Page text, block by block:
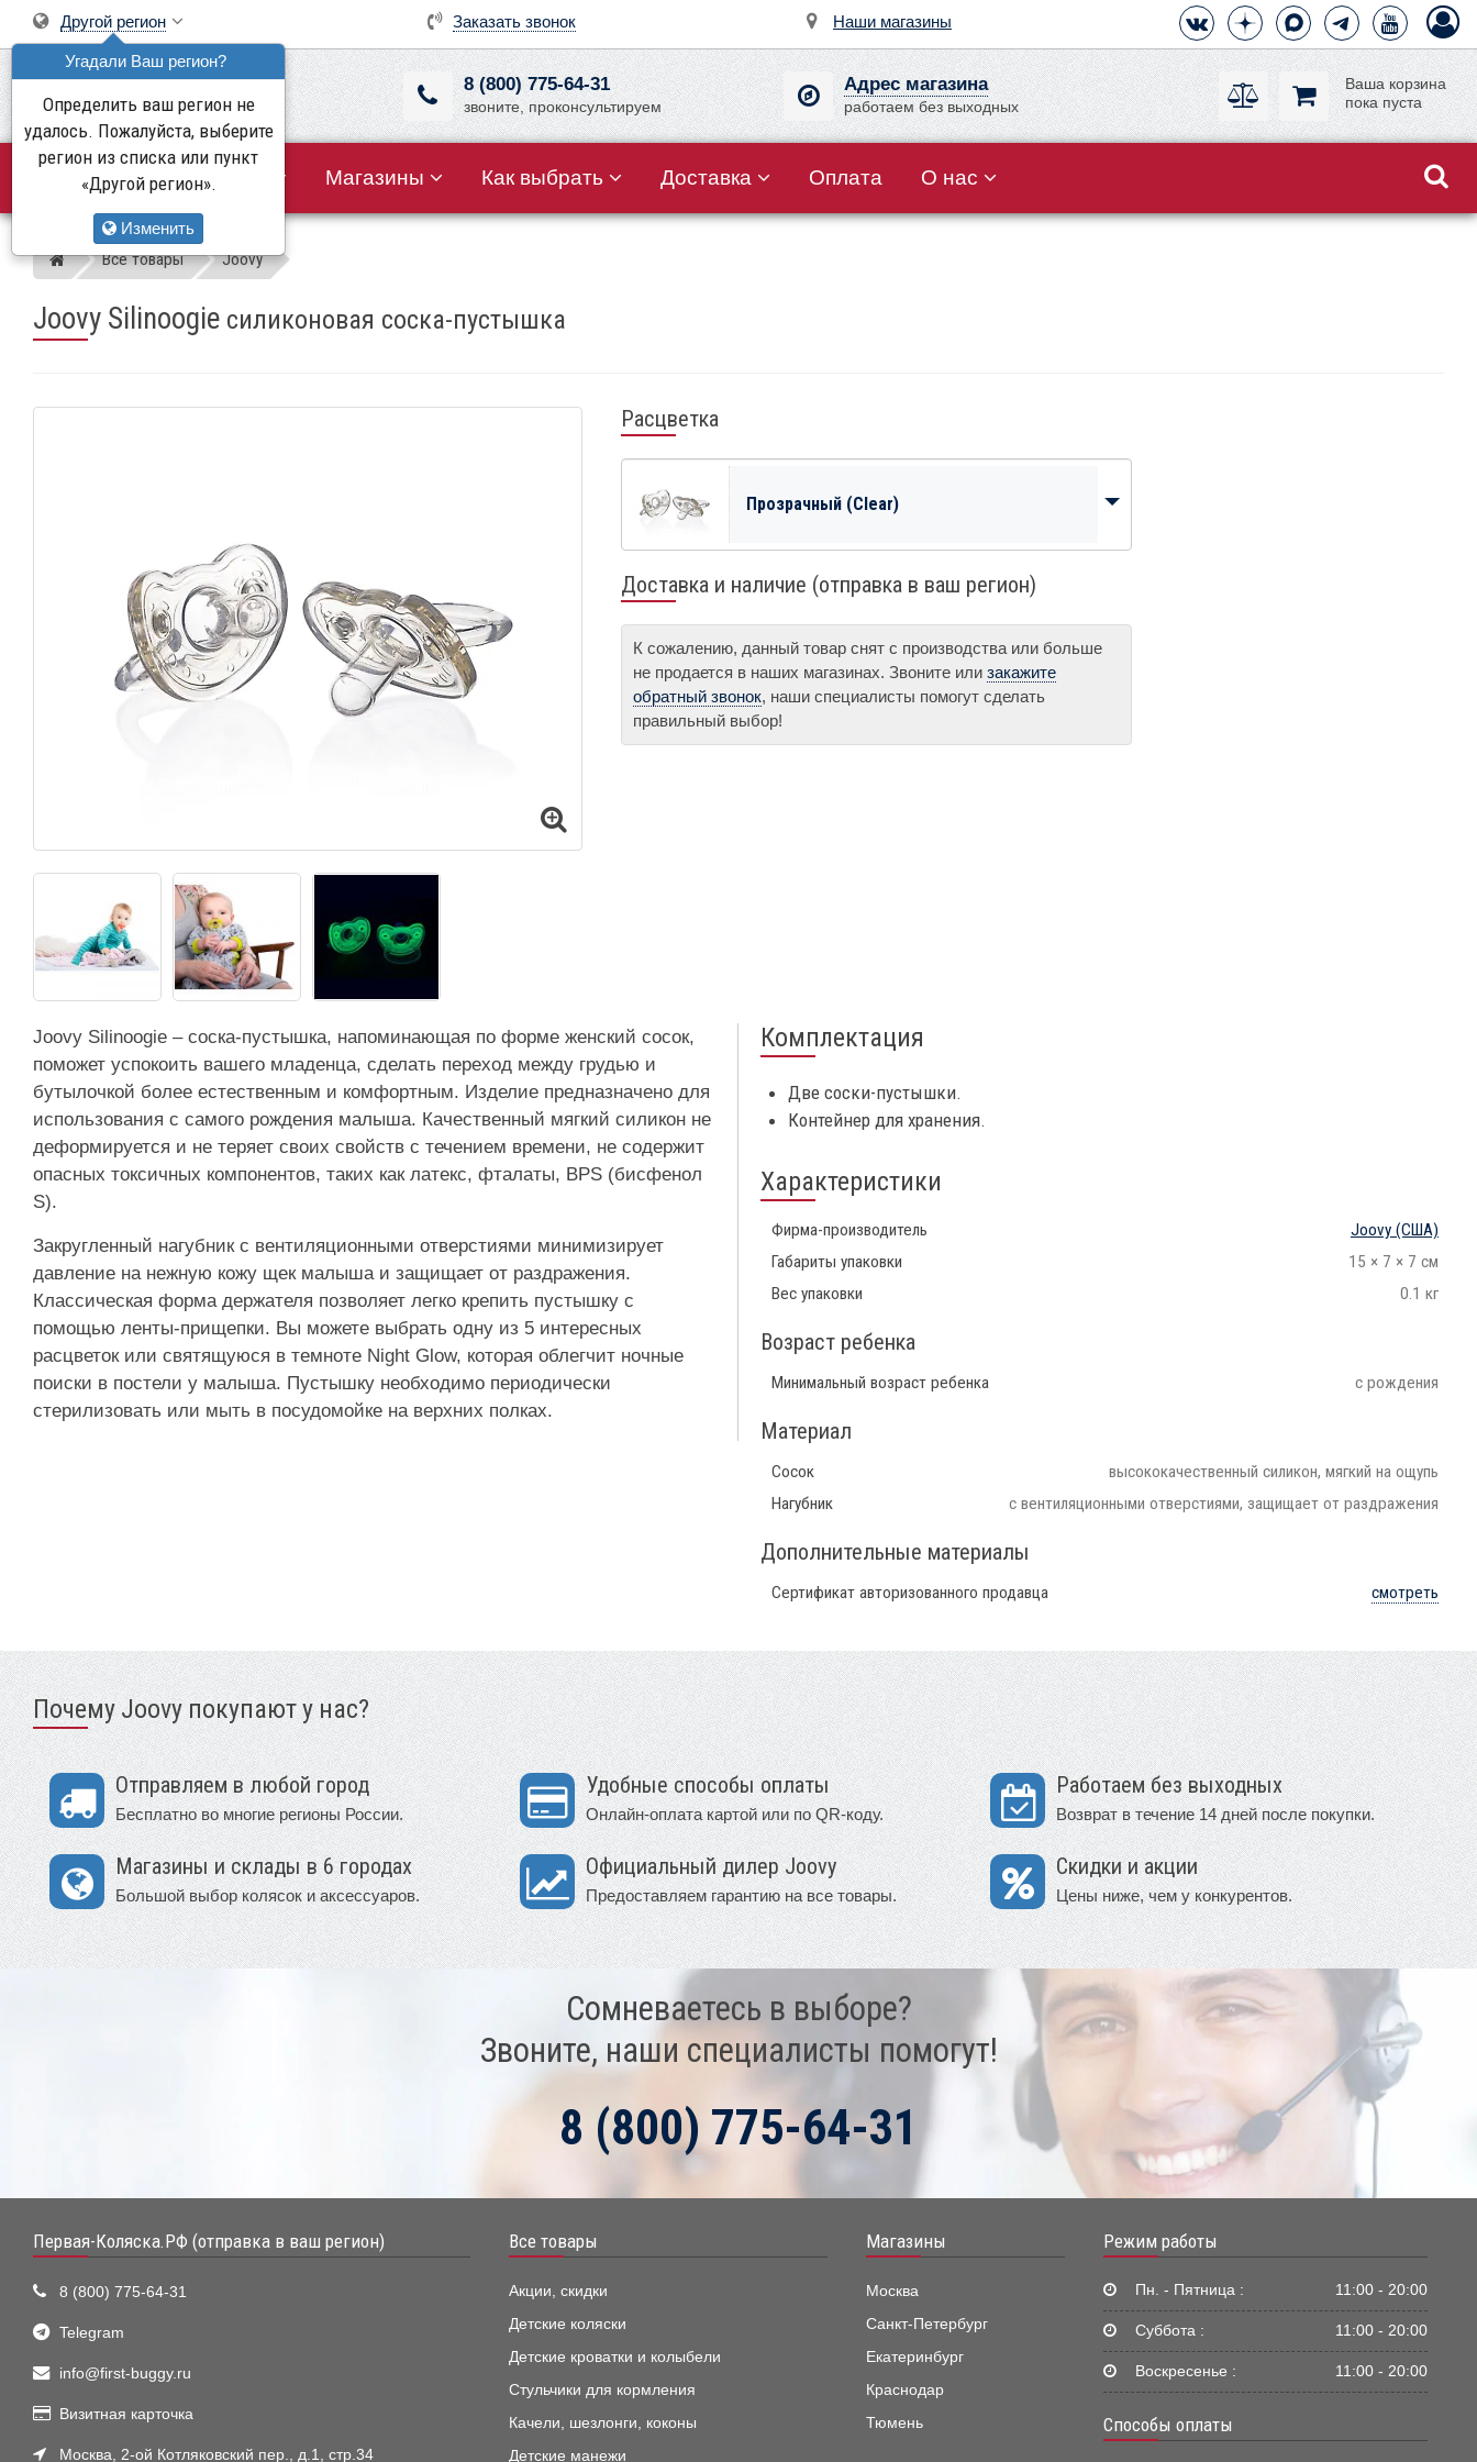
Заказать звонок Наши магазины
Другой регион
Угадали Ваш регион?
Определить ваш регион не
удалось. Пожалуйста, выберите
регион из списка или пункт
«Другой регион».
Изменить
8 (800) 775-64-31
звоните, проконсультируем
Адрес магазина
работаем без выходных
Ваша корзина
пока пуста
Все товары Акции Магазины Как выбрать Доставка Оплата О нас
Магазин детских колясок
Все товары Joovy
Joovy Silinoogie силиконовая соска-пустышка
Расцветка
Прозрачный (Clear)
Доставка и наличие (отправка в ваш регион)
К сожалению, данный товар снят с производства или больше
не продается в наших магазинах. Звоните или закажите
обратный звонок, наши специалисты помогут сделать
правильный выбор!
Joovy Silinoogie – соска-пустышка, напоминающая по форме женский сосок,
поможет успокоить вашего младенца, сделать переход между грудью и
бутылочкой более естественным и комфортным. Изделие предназначено для
использования с самого рождения малыша. Качественный мягкий силикон не
деформируется и не теряет своих свойств с течением времени, не содержит
опасных токсичных компонентов, таких как латекс, фталаты, BPS (бисфенол
S).
Закругленный нагубник с вентиляционными отверстиями минимизирует
давление на нежную кожу щек малыша и защищает от раздражения.
Классическая форма держателя позволяет легко крепить пустышку с
помощью ленты-прищепки. Вы можете выбрать одну из 5 интересных
расцветок или святящуюся в темноте Night Glow, которая облегчит ночные
поиски в постели у малыша. Пустышку необходимо периодически
стерилизовать или мыть в посудомойке на верхних полках.
Комплектация
Две соски-пустышки.
Контейнер для хранения.
Характеристики
Фирма-производитель Joovy (США)
Габариты упаковки
15 × 7 × 7 см
Вес упаковки
0.1 кг
Возраст ребенка
Минимальный возраст ребенка с рождения
Материал
Сосок
высококачественный силикон, мягкий на ощупь
Нагубник
с вентиляционными отверстиями, защищает от раздражения
Дополнительные материалы
Сертификат авторизованного продавца смотреть
Почему Joovy покупают у нас?
Отправляем в любой город
Бесплатно во многие регионы России.
Удобные способы оплаты
Онлайн-оплата картой или по QR-коду.
Работаем без выходных
Возврат в течение 14 дней после покупки.
Магазины и склады в 6 городах
Большой выбор колясок и аксессуаров.
Официальный дилер Joovy
Предоставляем гарантию на все товары.
Скидки и акции
Цены ниже, чем у конкурентов.
Сомневаетесь в выборе?
Звоните, наши специалисты помогут!
8 (800) 775-64-31
Первая-Коляска.РФ (отправка в ваш регион)
8 (800) 775-64-31
Telegram
info@first-buggy.ru
Визитная карточка
Москва, 2-ой Котляковский пер., д.1, стр.34
Все товары
Акции, скидки
Детские коляски
Детские кроватки и колыбели
Стульчики для кормления
Качели, шезлонги, коконы
Детские манежи
Магазины
Москва
Санкт-Петербург
Екатеринбург
Краснодар
Тюмень
Режим работы
Пн. - Пятница : 11:00 - 20:00
Суббота : 11:00 - 20:00
Воскресенье : 11:00 - 20:00
Способы оплаты